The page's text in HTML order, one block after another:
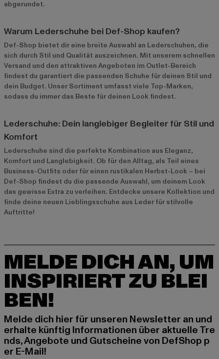
abgerundet.
Warum Lederschuhe bei Def-Shop kaufen?
Def-Shop bietet dir eine breite Auswahl an Lederschuhen, die
sich durch Stil und Qualität auszeichnen. Mit unserem schnellen
Versand und den attraktiven Angeboten im Outlet-Bereich
findest du garantiert die passenden Schuhe für deinen Stil und
dein Budget. Unser Sortiment umfasst viele Top-Marken,
sodass du immer das Beste für deinen Look findest.
Lederschuhe: Dein langlebiger Begleiter für Stil und
Komfort
Lederschuhe sind die perfekte Kombination aus Eleganz,
Komfort und Langlebigkeit. Ob für den Alltag, als Teil eines
Business-Outfits oder für einen rustikalen Herbst-Look – bei
Def-Shop findest du die passende Auswahl, um deinem Look
das gewisse Extra zu verleihen. Entdecke unsere Kollektion und
finde deine neuen Lieblingsschuhe aus Leder für stilvolle
Auftritte!
MELDE DICH AN, UM
INSPIRIERT ZU BLEI
BEN!
Melde dich hier für unseren Newsletter an und
erhalte künftig Informationen über aktuelle Tre
nds, Angebote und Gutscheine von DefShop p
er E-Mail!